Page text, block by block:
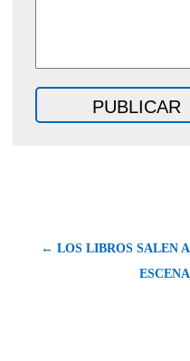
← LOS LIBROS SALEN A
ESCENA